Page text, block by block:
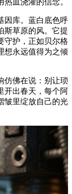
因库。蓝白底色呼
斯草原的风。它提
守护，正如贝尔格
想永远值得为之倾
仿佛在说：别让琐
开出春天，每个阿
皱里绽放自己的光